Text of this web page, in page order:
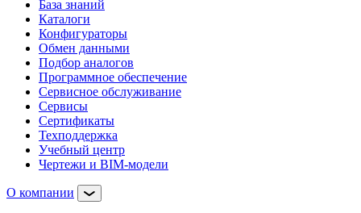
База знаний
Каталоги
Конфигураторы
Обмен данными
Подбор аналогов
Программное обеспечение
Сервисное обслуживание
Сервисы
Сертификаты
Техподдержка
Учебный центр
Чертежи и BIM-модели
О компании